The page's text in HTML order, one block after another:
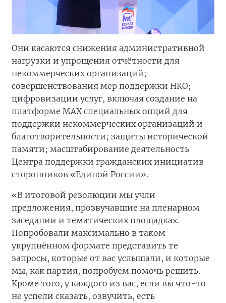
Они касаются снижения административной
нагрузки и упрощения отчётности для
некоммерческих организаций;
совершенствования мер поддержки НКО;
цифровизации услуг, включая создание на
платформе MAX специальных опций для
поддержки некоммерческих организаций и
благотворительности; защиты исторической
памяти; масштабирование деятельность
Центра поддержки гражданских инициатив
сторонников «Единой России».
«В итоговой резолюции мы учли
предложения, прозвучавшие на пленарном
заседании и тематических площадках.
Попробовали максимально в таком
укрупнённом формате представить те
запросы, которые от вас услышали, и которые
мы, как партия, попробуем помочь решить.
Кроме того, у каждого из вас, если вы что-то
не успели сказать, озвучить, есть